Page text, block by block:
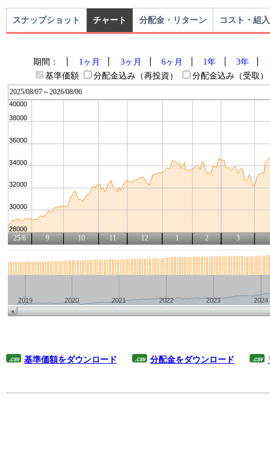
スナップショット チャート 分配金・リターン コスト・組
基準価額をダウンロード 分配金をダウンロード